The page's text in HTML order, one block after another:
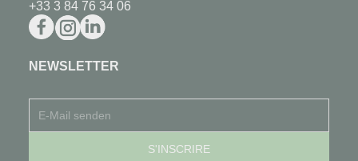
+33 3 84 76 34 06
NEWSLETTER